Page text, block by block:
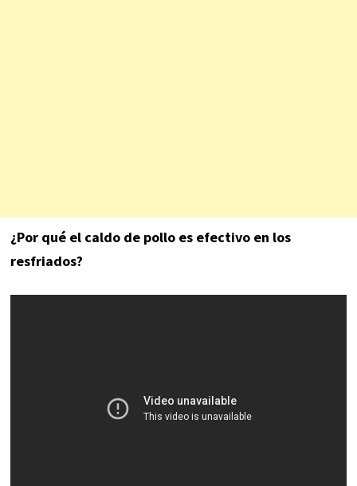
¿Por qué el caldo de pollo es efectivo en los
resfriados?